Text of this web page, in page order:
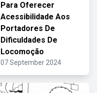
Para Oferecer
Acessibilidade Aos
Portadores De
Dificuldades De
Locomoção
07 September 2024